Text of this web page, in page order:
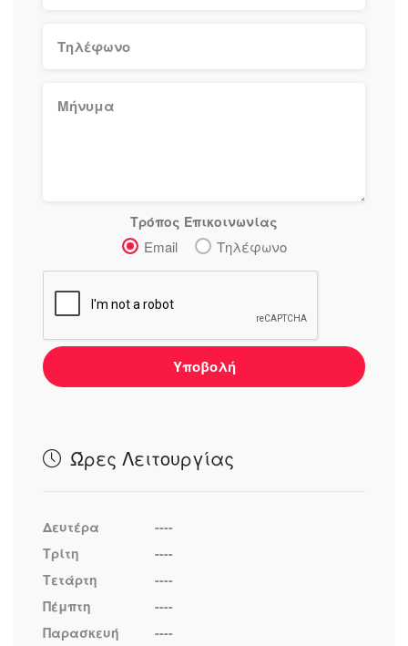
Τρόπος Επικοινωνίας
Email Τηλέφωνο
Υποβολή
Ώρες Λειτουργίας
Δευτέρα
----
Τρίτη
----
Τετάρτη
----
Πέμπτη
----
Παρασκευή
----